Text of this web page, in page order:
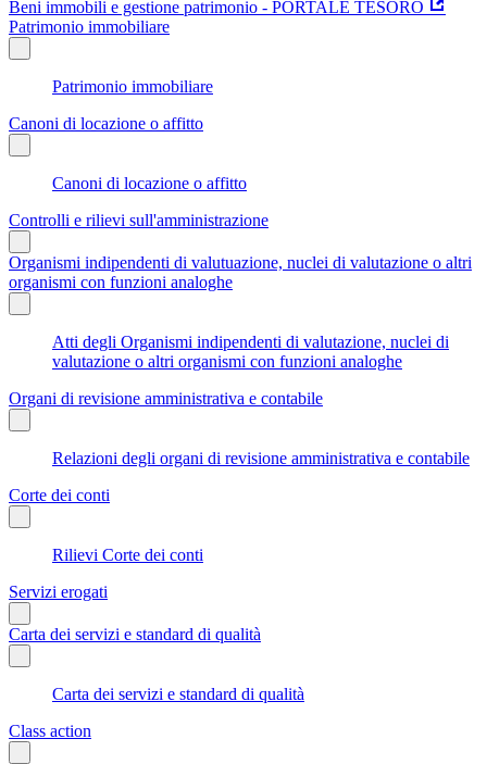
Beni immobili e gestione patrimonio - PORTALE TESORO
Patrimonio immobiliare
Patrimonio immobiliare
Canoni di locazione o affitto
Canoni di locazione o affitto
Controlli e rilievi sull'amministrazione
Organismi indipendenti di valutuazione, nuclei di valutazione o altri
organismi con funzioni analoghe
Atti degli Organismi indipendenti di valutazione, nuclei di
valutazione o altri organismi con funzioni analoghe
Organi di revisione amministrativa e contabile
Relazioni degli organi di revisione amministrativa e contabile
Corte dei conti
Rilievi Corte dei conti
Servizi erogati
Carta dei servizi e standard di qualità
Carta dei servizi e standard di qualità
Class action